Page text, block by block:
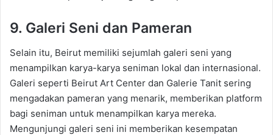
9. Galeri Seni dan Pameran
Selain itu, Beirut memiliki sejumlah galeri seni yang
menampilkan karya-karya seniman lokal dan internasional.
Galeri seperti Beirut Art Center dan Galerie Tanit sering
mengadakan pameran yang menarik, memberikan platform
bagi seniman untuk menampilkan karya mereka.
Mengunjungi galeri seni ini memberikan kesempatan